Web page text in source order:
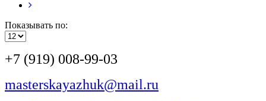
Показывать по:
+7 (919) 008-99-03
masterskayazhuk@mail.ru